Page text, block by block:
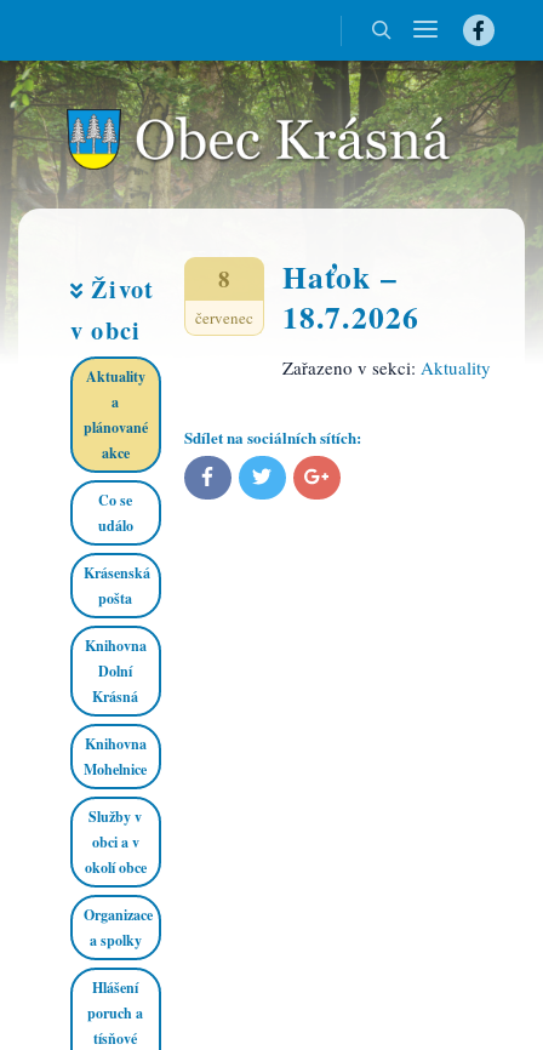
Život
v obci
Aktuality
a
plánované
akce​
Co se
událo
Krásenská
pošta
Knihovna
Dolní
Krásná
Knihovna
Mohelnice
Služby v
obci a v
okolí obce
Organizace
a spolky
Hlášení
poruch a
tísňové
8
červenec
Haťok –
18.7.2026
Zařazeno v sekci: Aktuality
Sdílet na sociálních sítích: